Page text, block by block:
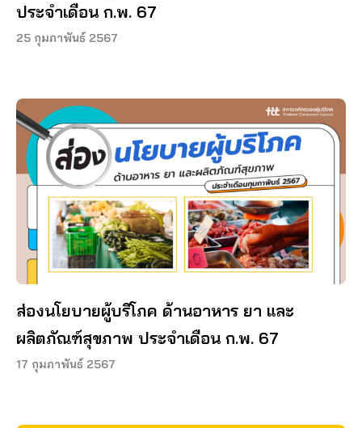
ประจำเดือน ก.พ. 67
25 กุมภาพันธ์ 2567
ส่องนโยบายผู้บริโภค ด้านอาหาร ยา และ
ผลิตภัณฑ์สุขภาพ ประจำเดือน ก.พ. 67
17 กุมภาพันธ์ 2567